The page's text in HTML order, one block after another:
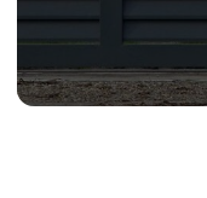
ПОЛУЧИТЕ
УСЛУГ ПО
Начиная с замеров на
по подбору материалов.
и пуско-